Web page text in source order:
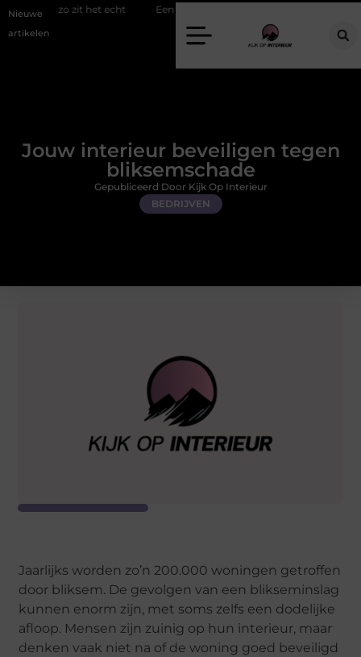
Nieuwe
artikelen
het echt Een energiezuinige hanglamp kopen in Gelderland
Jouw interieur beveiligen tegen
bliksemschade
BEDRIJVEN
Gepubliceerd Door Kijk Op Interieur
Jaarlijks worden zo’n 200.000 woningen getroffen
door bliksem. De gevolgen van een blikseminslag
kunnen enorm zijn, met soms zelfs een dodelijke
afloop. Mensen zijn zuinig op hun interieur, maar
denken vaak niet na of de woning goed beveiligd